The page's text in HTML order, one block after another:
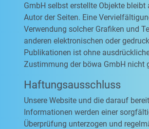
GmbH selbst erstellte Objekte bleibt
Autor der Seiten. Eine
Verwendung solcher Grafiken und
anderen elektronischen oder
Publikationen ist ohne
Zustimmung der böwa GmbH nicht
Haftungsausschluss
Unsere Website und die darauf
Informationen werden einer
Überprüfung unterzogen und